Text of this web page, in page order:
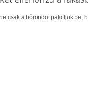
csak a bőröndöt pakoljuk be,